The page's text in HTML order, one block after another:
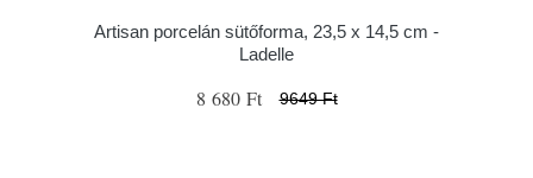
Artisan porcelán sütőforma, 23,5 x 14,5 cm -
Ladelle
8 680 Ft 9649 Ft